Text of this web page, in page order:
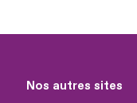
Nos autres sites